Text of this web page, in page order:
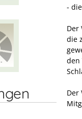
-
Der
die
den
Der